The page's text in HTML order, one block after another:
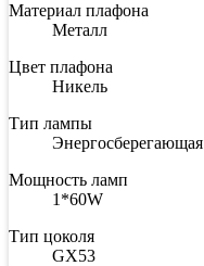
Материал плафона
Металл
Цвет плафона
Никель
Тип лампы
Энергосберегающая
Мощность ламп
1*60W
Тип цоколя
GX53